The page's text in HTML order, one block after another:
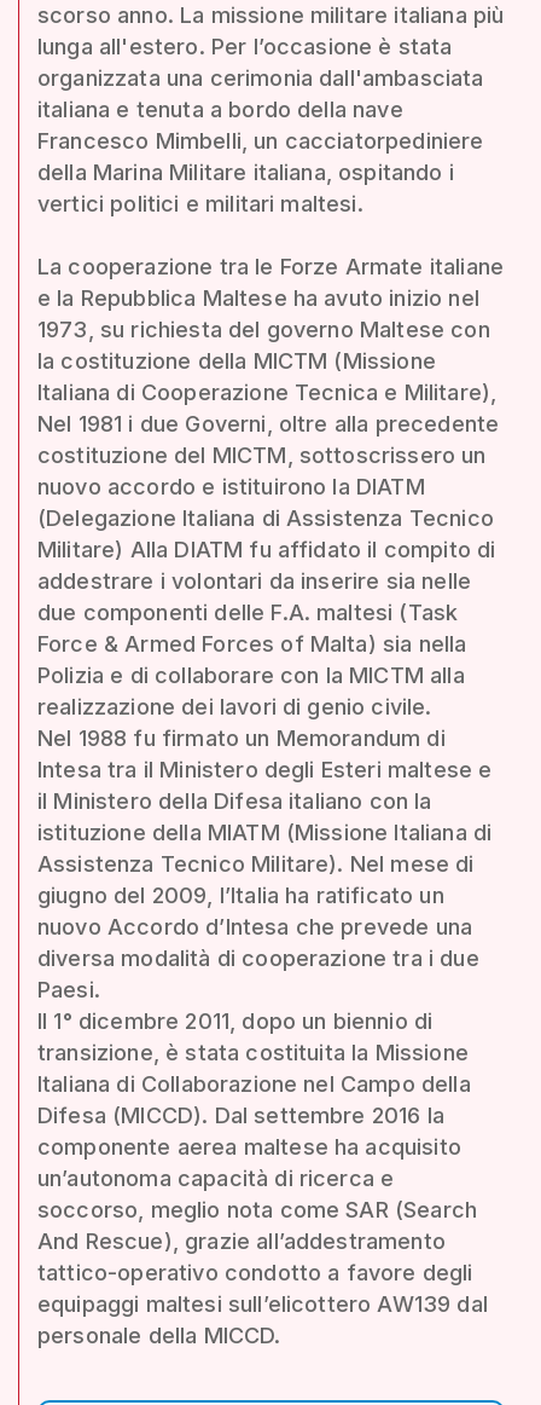
scorso anno. La missione militare italiana più
lunga all'estero. Per l’occasione è stata
organizzata una cerimonia dall'ambasciata
italiana e tenuta a bordo della nave
Francesco Mimbelli, un cacciatorpediniere
della Marina Militare italiana, ospitando i
vertici politici e militari maltesi.
La cooperazione tra le Forze Armate italiane
e la Repubblica Maltese ha avuto inizio nel
1973, su richiesta del governo Maltese con
la costituzione della MICTM (Missione
Italiana di Cooperazione Tecnica e Militare),
Nel 1981 i due Governi, oltre alla precedente
costituzione del MICTM, sottoscrissero un
nuovo accordo e istituirono la DIATM
(Delegazione Italiana di Assistenza Tecnico
Militare) Alla DIATM fu affidato il compito di
addestrare i volontari da inserire sia nelle
due componenti delle F.A. maltesi (Task
Force & Armed Forces of Malta) sia nella
Polizia e di collaborare con la MICTM alla
realizzazione dei lavori di genio civile.
Nel 1988 fu firmato un Memorandum di
Intesa tra il Ministero degli Esteri maltese e
il Ministero della Difesa italiano con la
istituzione della MIATM (Missione Italiana di
Assistenza Tecnico Militare). Nel mese di
giugno del 2009, l’Italia ha ratificato un
nuovo Accordo d’Intesa che prevede una
diversa modalità di cooperazione tra i due
Paesi.
Il 1° dicembre 2011, dopo un biennio di
transizione, è stata costituita la Missione
Italiana di Collaborazione nel Campo della
Difesa (MICCD). Dal settembre 2016 la
componente aerea maltese ha acquisito
un’autonoma capacità di ricerca e
soccorso, meglio nota come SAR (Search
And Rescue), grazie all’addestramento
tattico-operativo condotto a favore degli
equipaggi maltesi sull’elicottero AW139 dal
personale della MICCD.